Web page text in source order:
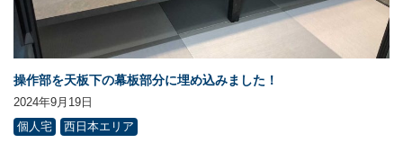
操作部を天板下の幕板部分に埋め込みました！
2024年9月19日
個人宅
西日本エリア